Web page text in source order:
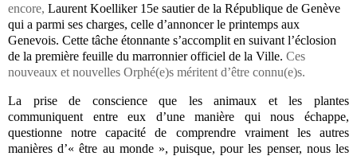
encore, Laurent Koelliker 15e sautier de la République de Genève
qui a parmi ses charges, celle d’annoncer le printemps aux
Genevois. Cette tâche étonnante s’accomplit en suivant l’éclosion
de la première feuille du marronnier officiel de la Ville. Ces
nouveaux et nouvelles Orphé(e)s méritent d’être connu(e)s.
La prise de conscience que les animaux et les plantes
communiquent entre eux d’une manière qui nous échappe,
questionne notre capacité de comprendre vraiment les autres
manières d’« être au monde », puisque, pour les penser, nous les